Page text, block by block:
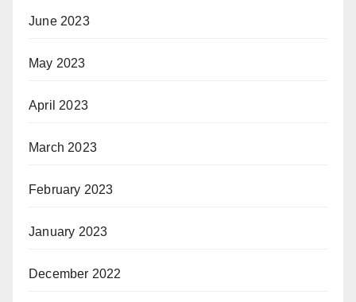
June 2023
May 2023
April 2023
March 2023
February 2023
January 2023
December 2022